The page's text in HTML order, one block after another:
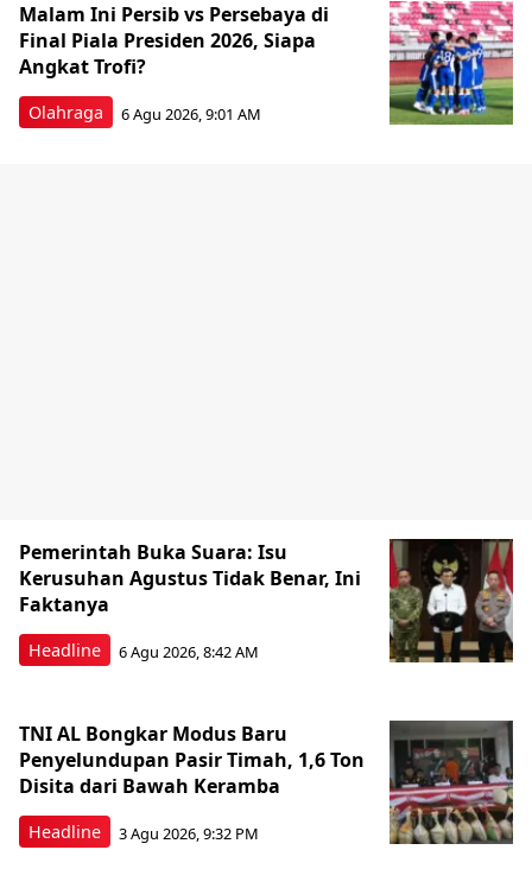
Olahraga
Malam Ini Persib vs Persebaya di
Final Piala Presiden 2026, Siapa
Angkat Trofi?
6 Agu 2026, 9:01 AM
Headline
Pemerintah Buka Suara: Isu
Kerusuhan Agustus Tidak Benar, Ini
Faktanya
6 Agu 2026, 8:42 AM
Headline
TNI AL Bongkar Modus Baru
Penyelundupan Pasir Timah, 1,6 Ton
Disita dari Bawah Keramba
3 Agu 2026, 9:32 PM